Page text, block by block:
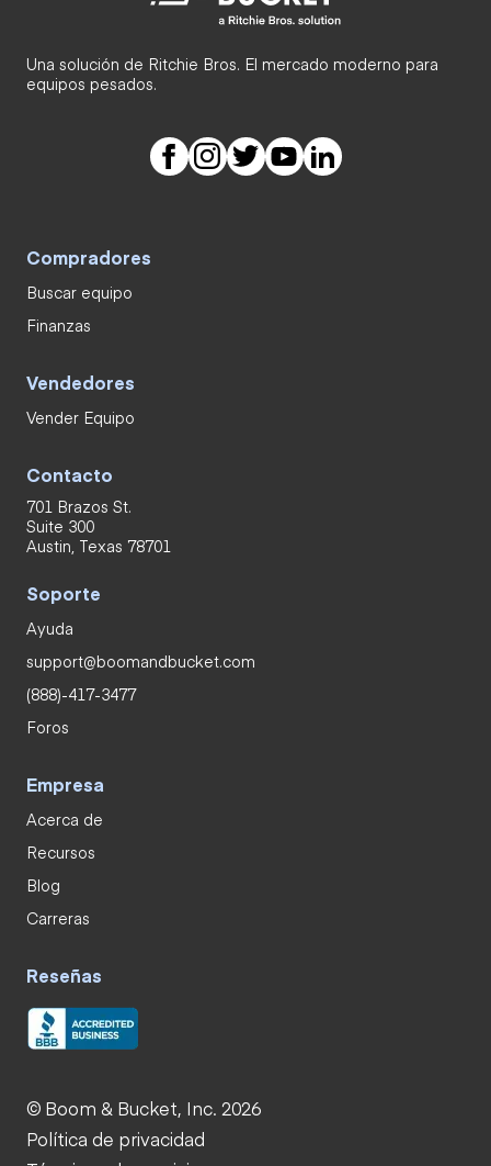
Una solución de Ritchie Bros. El mercado moderno para
equipos pesados.
Compradores
Buscar equipo
Finanzas
Vendedores
Vender Equipo
Contacto
701 Brazos St.
Suite 300
Austin, Texas 78701
Soporte
Ayuda
support@boomandbucket.com
(888)-417-3477
Foros
Empresa
Acerca de
Recursos
Blog
Carreras
Reseñas
© Boom & Bucket, Inc. 2026
Política de privacidad